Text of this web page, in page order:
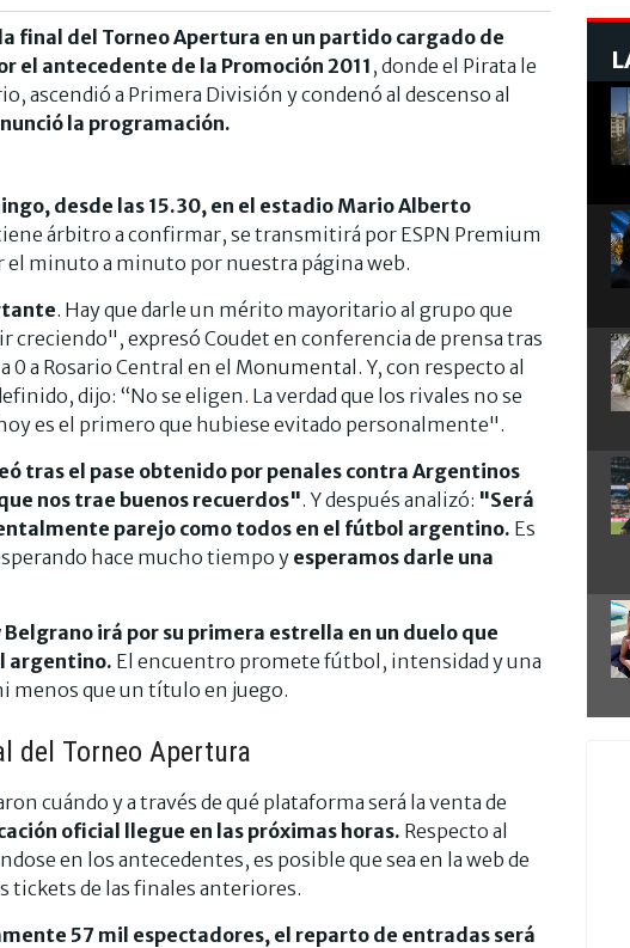
final del Torneo Apertura en un partido cargado de
el antecedente de la Promoción 2011 , donde el Pirata le
ascendió a Primera División y condenó al descenso al
la programación.
desde las 15.30, en el estadio Mario Alberto
árbitro a confirmar, se transmitirá por ESPN Premium
el minuto a minuto por nuestra página web.
. Hay que darle un mérito mayoritario al grupo que
creciendo", expresó Coudet en conferencia de prensa tras
0 a Rosario Central en el Monumental. Y, con respecto al
dijo: “No se eligen. La verdad que los rivales no se
es el primero que hubiese evitado personalmente".
tras el pase obtenido por penales contra Argentinos
nos trae buenos recuerdos". Y después analizó: "Será
parejo como todos en el fútbol argentino. Es
hace mucho tiempo y esperamos darle una
irá por su primera estrella en un duelo que
argentino. El encuentro promete fútbol, intensidad y una
menos que un título en juego.
del Torneo Apertura
cuándo y a través de qué plataforma será la venta de
oficial llegue en las próximas horas. Respecto al
en los antecedentes, es posible que sea en la web de
tickets de las finales anteriores.
57 mil espectadores, el reparto de entradas será